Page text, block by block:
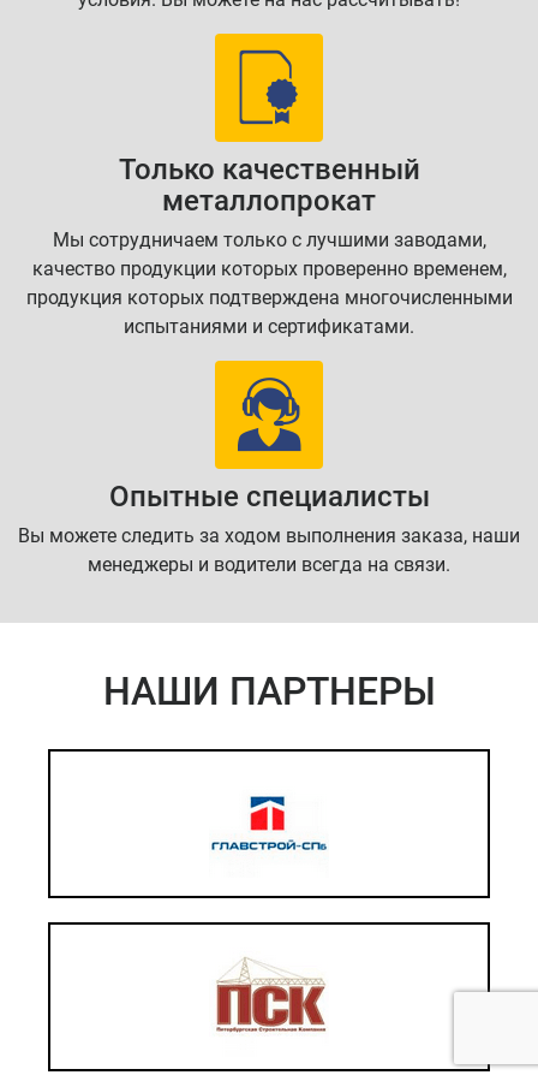
Только качественный
металлопрокат
Мы сотрудничаем только с лучшими заводами,
качество продукции которых проверенно временем,
продукция которых подтверждена многочисленными
испытаниями и сертификатами.
Опытные специалисты
Вы можете следить за ходом выполнения заказа, наши
менеджеры и водители всегда на связи.
НАШИ ПАРТНЕРЫ